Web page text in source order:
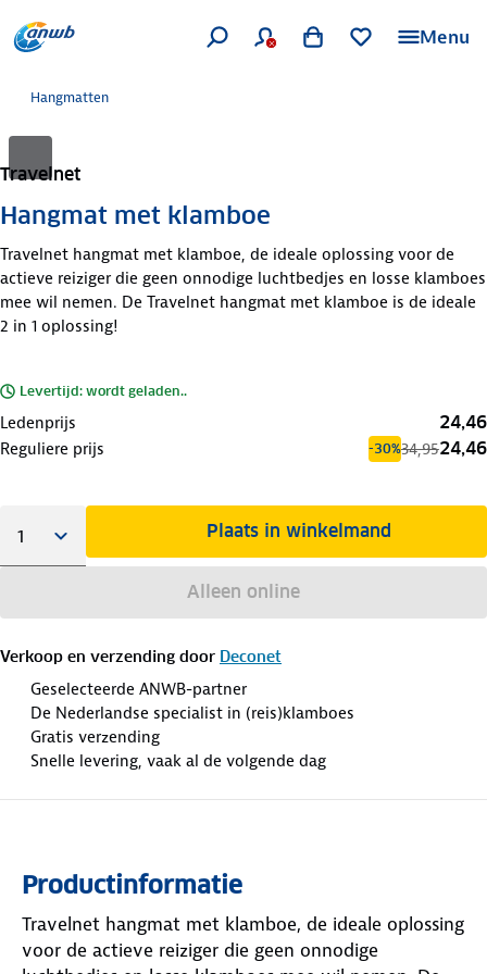
Menu
Hangmatten
Travelnet
Hangmat met klamboe
Travelnet hangmat met klamboe, de ideale oplossing voor de
actieve reiziger die geen onnodige luchtbedjes en losse klamboes
mee wil nemen. De Travelnet hangmat met klamboe is de ideale
2 in 1 oplossing!
Levertijd: wordt geladen..
Ledenprijs 24,46
Reguliere prijs -30%34,9524,46
Plaats in winkelmand
Alleen online
Verkoop en verzending door Deconet
Geselecteerde ANWB-partner
De Nederlandse specialist in (reis)klamboes
Gratis verzending
Snelle levering, vaak al de volgende dag
Productinformatie
Travelnet hangmat met klamboe, de ideale oplossing
voor de actieve reiziger die geen onnodige